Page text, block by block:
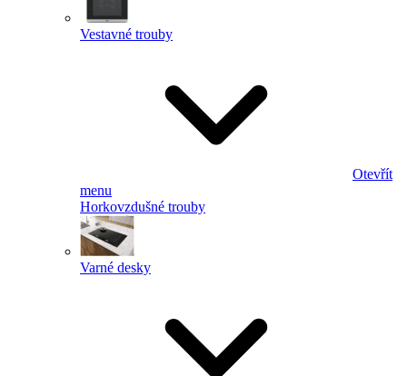
Vestavné trouby
Otevřít
menu
Horkovzdušné trouby
Varné desky